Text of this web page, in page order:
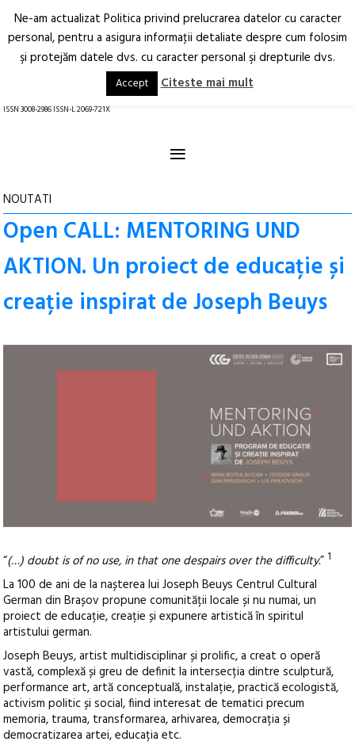
Arhitectură.
Oraș.
RO EN
ISSN 3008-2986 ISSN-L 2069-721X
≡
NOUTATI
Open CALL: MENTORING UND
AKTION. Un proiect de educație și
creație inspirat de Joseph Beuys
“(…) doubt is of no use, in that one despairs over the difficulty.” 1
La 100 de ani de la nașterea lui Joseph Beuys Centrul Cultural
German din Brașov propune comunității locale și nu numai, un
proiect de educație, creație și expunere artistică în spiritul
artistului german.
Joseph Beuys, artist multidisciplinar și prolific, a creat o operă
vastă, complexă și greu de definit la intersecția dintre sculptură,
performance art, artă conceptuală, instalație, practică ecologistă,
activism politic și social, fiind interesat de tematici precum
memoria, trauma, transformarea, arhivarea, democrația și
democratizarea artei, educația etc.
Ne-am actualizat Politica privind prelucrarea datelor cu caracter
personal, pentru a asigura informaţii detaliate despre cum folosim
şi protejăm datele dvs. cu caracter personal şi drepturile dvs.
Accept Citeste mai mult